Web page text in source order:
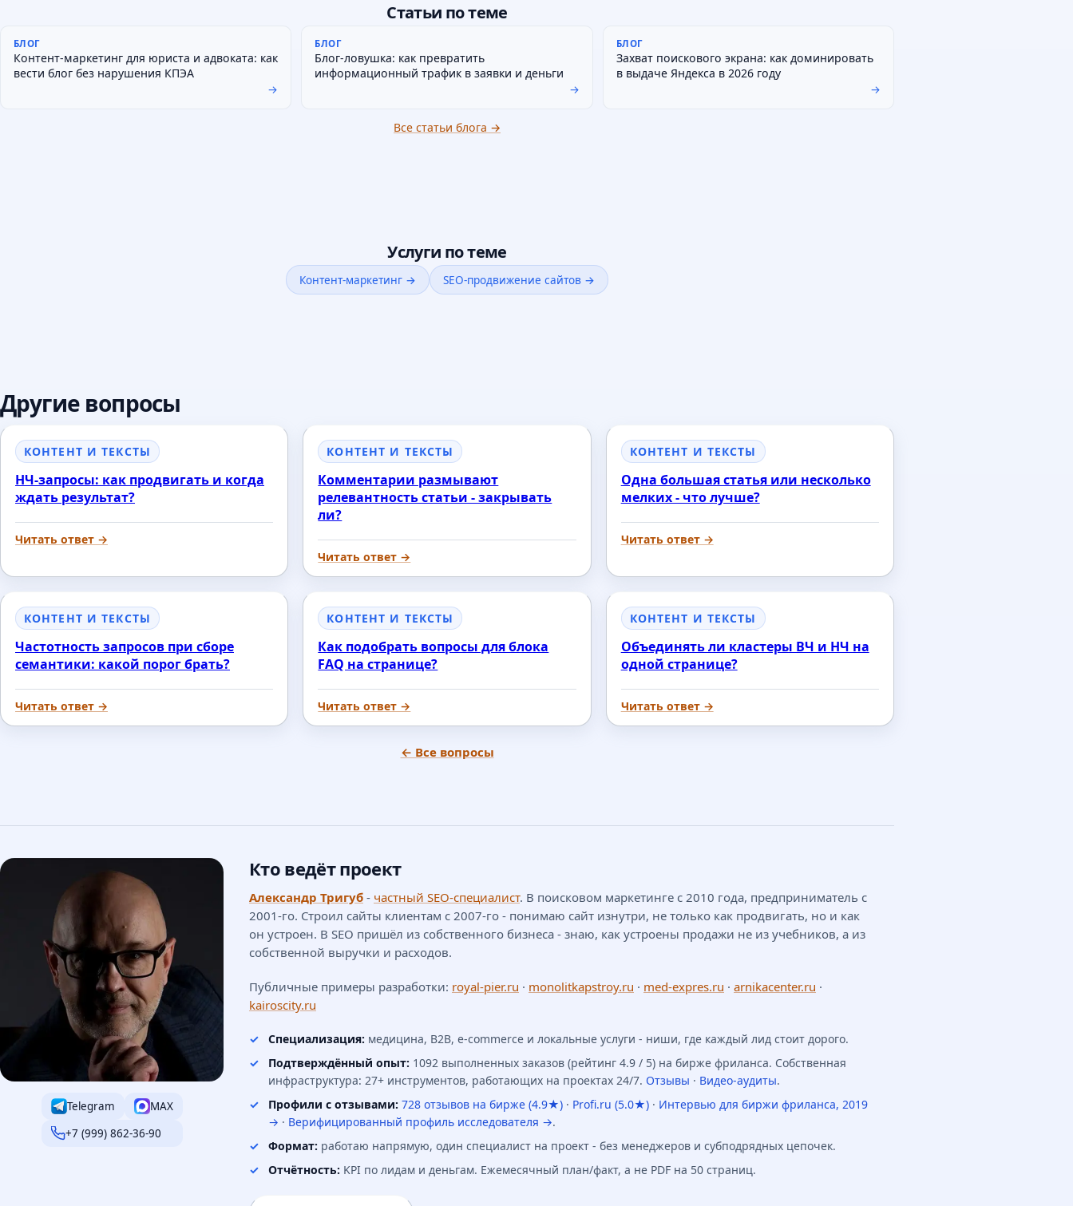
Статьи по теме
БЛОГ
Контент-маркетинг для юриста и адвоката: как
вести блог без нарушения КПЭА
→
БЛОГ
Блог-ловушка: как превратить
информационный трафик в заявки и деньги
→
БЛОГ
Захват поискового экрана: как доминировать
в выдаче Яндекса в 2026 году
→
Все статьи блога →
Услуги по теме
Контент-маркетинг → SEO-продвижение сайтов →
Другие вопросы
КОНТЕНТ И ТЕКСТЫ
НЧ-запросы: как продвигать и когда
ждать результат?
Читать ответ →
КОНТЕНТ И ТЕКСТЫ
Комментарии размывают
релевантность статьи - закрывать
ли?
Читать ответ →
КОНТЕНТ И ТЕКСТЫ
Одна большая статья или несколько
мелких - что лучше?
Читать ответ →
КОНТЕНТ И ТЕКСТЫ
Частотность запросов при сборе
семантики: какой порог брать?
Читать ответ →
КОНТЕНТ И ТЕКСТЫ
Как подобрать вопросы для блока
FAQ на странице?
Читать ответ →
КОНТЕНТ И ТЕКСТЫ
Объединять ли кластеры ВЧ и НЧ на
одной странице?
Читать ответ →
← Все вопросы
Telegram
MAX
+7 (999) 862-36-90
Кто ведёт проект
Александр Тригуб - частный SEO-специалист. В поисковом маркетинге с 2010 года, предприниматель с
2001-го. Строил сайты клиентам с 2007-го - понимаю сайт изнутри, не только как продвигать, но и как
он устроен. В SEO пришёл из собственного бизнеса - знаю, как устроены продажи не из учебников, а из
собственной выручки и расходов.
Публичные примеры разработки: royal-pier.ru · monolitkapstroy.ru · med-expres.ru · arnikacenter.ru ·
kairoscity.ru
Специализация: медицина, B2B, e-commerce и локальные услуги - ниши, где каждый лид стоит дорого.
Подтверждённый опыт: 1092 выполненных заказов (рейтинг 4.9 / 5) на бирже фриланса. Собственная
инфраструктура: 27+ инструментов, работающих на проектах 24/7. Отзывы · Видео-аудиты.
Профили с отзывами: 728 отзывов на бирже (4.9★) · Profi.ru (5.0★) · Интервью для биржи фриланса, 2019
→ · Верифицированный профиль исследователя →.
Формат: работаю напрямую, один специалист на проект - без менеджеров и субподрядных цепочек.
Отчётность: KPI по лидам и деньгам. Ежемесячный план/факт, а не PDF на 50 страниц.